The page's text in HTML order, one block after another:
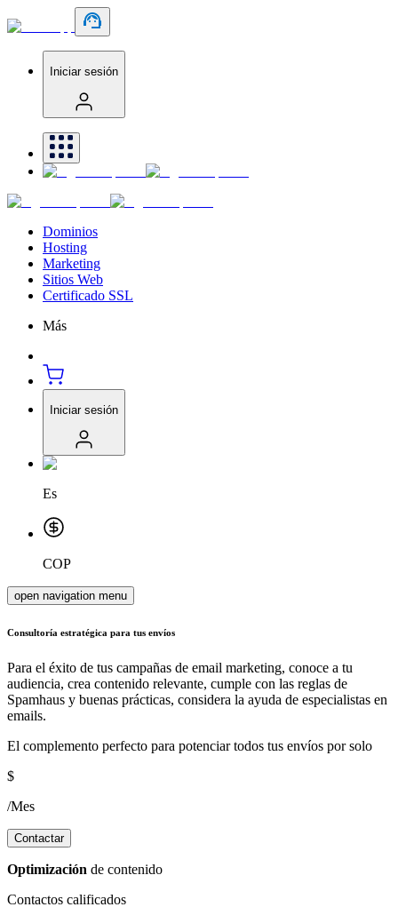
Iniciar sesión
Dominios
Hosting
Marketing
Sitios Web
Certificado SSL
Más
Iniciar sesión
Es
COP
open navigation menu
Consultoría estratégica para tus envíos
Para el éxito de tus campañas de email marketing, conoce a tu
audiencia, crea contenido relevante, cumple con las reglas de
Spamhaus y buenas prácticas, considera la ayuda de especialistas en
emails.
El complemento perfecto para potenciar todos tus envíos por solo
$
/Mes
Contactar
Optimización de contenido
Contactos calificados